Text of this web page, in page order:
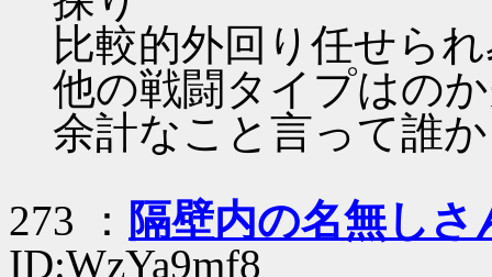
比較的外回り任せら
他の戦闘タイプはの
余計なこと言って誰
273 ： 隔壁内の名無しさ
ID:WzYa9mf8